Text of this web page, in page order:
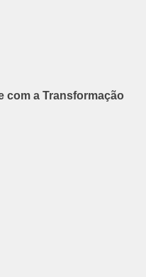
com a Transformação